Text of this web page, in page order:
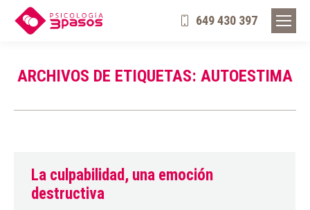
649 430 397
ARCHIVOS DE ETIQUETAS: AUTOESTIMA
La culpabilidad, una emoción
destructiva